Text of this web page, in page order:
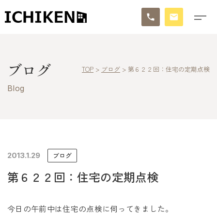
ブログ
イチケンの家づくり
モデルハウス
ブログ
Blog
TOP > ブログ > 第６２２回：住宅の定期点検
2013.1.29 ブログ
第６２２回：住宅の定期点検
今日の午前中は住宅の点検に伺ってきました。